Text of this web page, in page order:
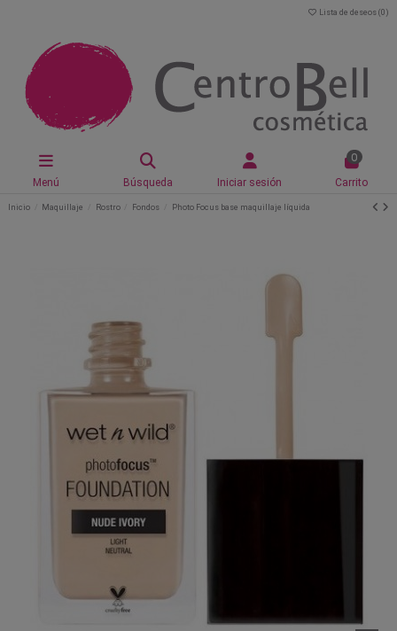
Lista de deseos (0 )
Menú Búsqueda Iniciar sesión
0
Carrito
Inicio Maquillaje Rostro Fondos Photo Focus base maquillaje líquida